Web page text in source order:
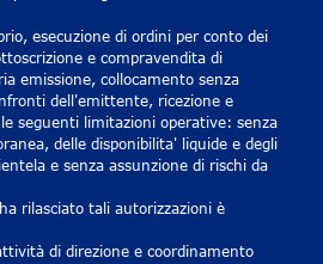
esecuzione di ordini per conto dei
e compravendita di
emissione, collocamento senza
dell'emittente, ricezione e
seguenti limitazioni operative: senza
delle disponibilita' liquide e degli
e senza assunzione di rischi da
rilasciato tali autorizzazioni è
di direzione e coordinamento